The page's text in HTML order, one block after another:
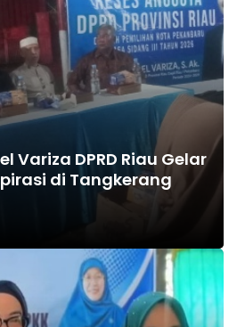
Variza DPRD Riau Gelar
di Tangkerang